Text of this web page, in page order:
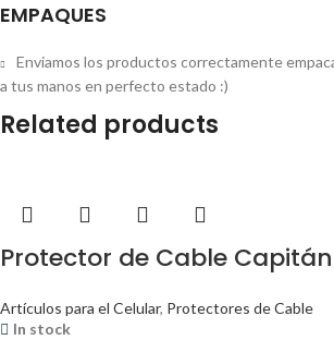
EMPAQUES
Enviamos los productos correctamente
a tus manos en perfecto estado :)
Related products
Protector de Cable
Artículos para el Celular, Protectores de Cable
In stock